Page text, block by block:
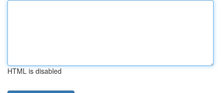
HTML is disabled